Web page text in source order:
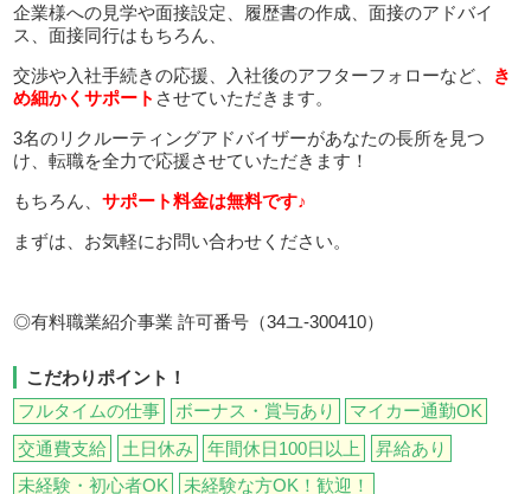
企業様への見学や面接設定、履歴書の作成、面接のアドバイ
ス、面接同行はもちろん、
交渉や入社手続きの応援、入社後のアフターフォローなど、
き
め細かくサポート させていただきます。
3名のリクルーティングアドバイザーがあなたの長所を見つ
け、転職を全力で応援させていただきます！
もちろん、サポート料金は無料です♪
まずは、お気軽にお問い合わせください。
◎有料職業紹介事業 許可番号（34ユ-300410）
こだわりポイント！
フルタイムの仕事
ボーナス・賞与あり
マイカー通勤OK
交通費支給
土日休み 年間休日100日以上
昇給あり
未経験・初心者OK
未経験な方OK！歓迎！